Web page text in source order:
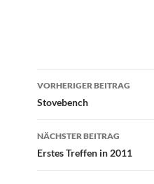
VORHERIGER BEITRAG
Stovebench
NÄCHSTER BEITRAG
Erstes Treffen in 2011